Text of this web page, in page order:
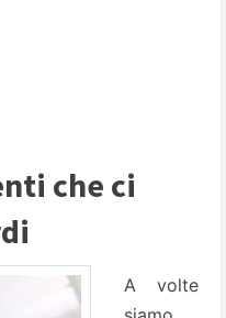
che ci
A volte